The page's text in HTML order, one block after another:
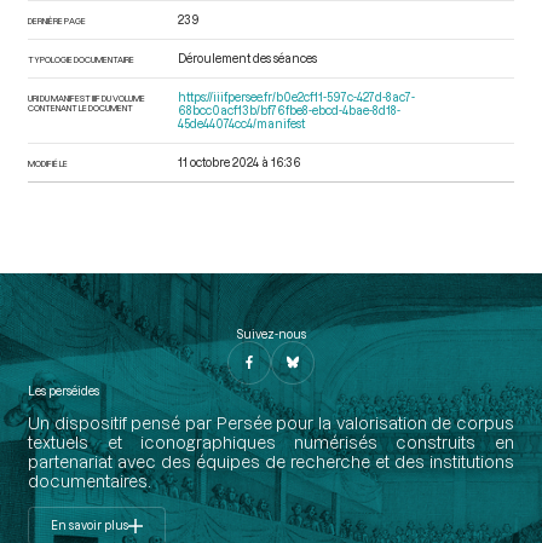
DERNIÈRE PAGE 239
TYPOLOGIE DOCUMENTAIRE Déroulement des séances
URI DU MANIFEST IIIF DU VOLUME
CONTENANT LE DOCUMENT
https://iiif.persee.fr/b0e2cf11-597c-427d-8ac7-
68bcc0acf13b/bf76fbe8-ebcd-4bae-8d18-
45de44074cc4/manifest
MODIFIÉ LE 11 octobre 2024 à 16:36
Suivez-nous
Les perséides
Un dispositif pensé par Persée pour la valorisation de corpus
textuels et iconographiques numérisés construits en
partenariat avec des équipes de recherche et des institutions
documentaires.
En savoir plus